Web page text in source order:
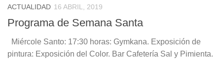
ACTUALIDAD 16 ABRIL, 2019
Programa de Semana Santa
Miércole Santo: 17:30 horas: Gymkana. Exposición de
pintura: Exposición del Color. Bar Cafetería Sal y Pimienta.